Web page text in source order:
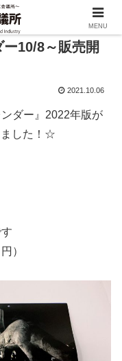
10/8～販売開
2021.10.06
ダー』2022年版が
ました！☆
）
MENU